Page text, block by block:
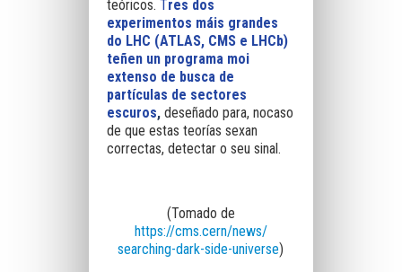
teóricos. Tres dos
experimentos máis grandes
do LHC (ATLAS, CMS e LHCb)
teñen un programa moi
extenso de busca de
partículas de sectores
escuros,deseñado para, nocaso
de que estas teorías sexan
correctas, detectar o seu sinal.
(Tomado de
https://cms.cern/news/
searching-dark-side-universe)